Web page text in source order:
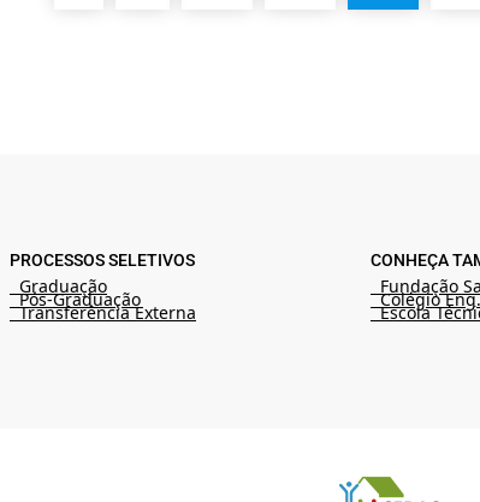
PROCESSOS SELETIVOS
Graduação
Pós-Graduação
Transferência Externa
CONHEÇA
Fundação
Colégio
Escola